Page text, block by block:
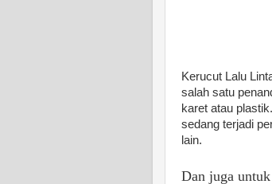
Kerucut Lalu
salah satu
karet atau
sedang terjadi
lain.
Dan juga